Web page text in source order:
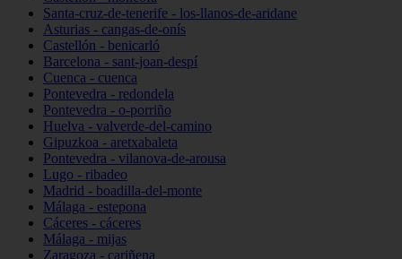
Santa-cruz-de-tenerife - los-llanos-de-aridane
Asturias - cangas-de-onís
Castellón - benicarló
Barcelona - sant-joan-despí
Cuenca - cuenca
Pontevedra - redondela
Pontevedra - o-porriño
Huelva - valverde-del-camino
Gipuzkoa - aretxabaleta
Pontevedra - vilanova-de-arousa
Lugo - ribadeo
Madrid - boadilla-del-monte
Málaga - estepona
Cáceres - cáceres
Málaga - mijas
Zaragoza - cariñena